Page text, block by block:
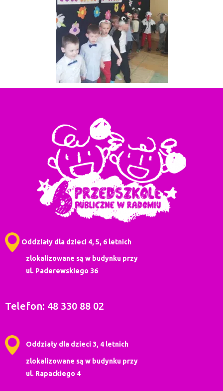
Oddziały dla dzieci 4, 5, 6 letnich
zlokalizowane są w budynku przy
ul. Paderewskiego 36
Telefon: 48 330 88 02
Oddziały dla dzieci 3, 4 letnich
zlokalizowane są w budynku przy
ul. Rapackiego 4